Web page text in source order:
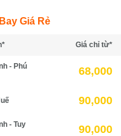
Giá Rẻ
Giá chỉ từ*
- Phú
68,000
90,000
- Tuy
90,000